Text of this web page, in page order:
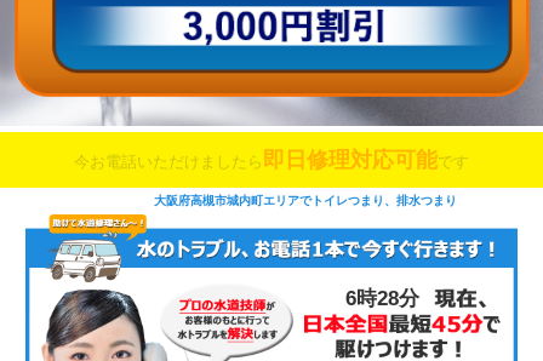
今お電話いただけましたら 即日修理対応可能です
大阪府高槻市城内町エリアでトイレつまり、排水つまり
6時28分